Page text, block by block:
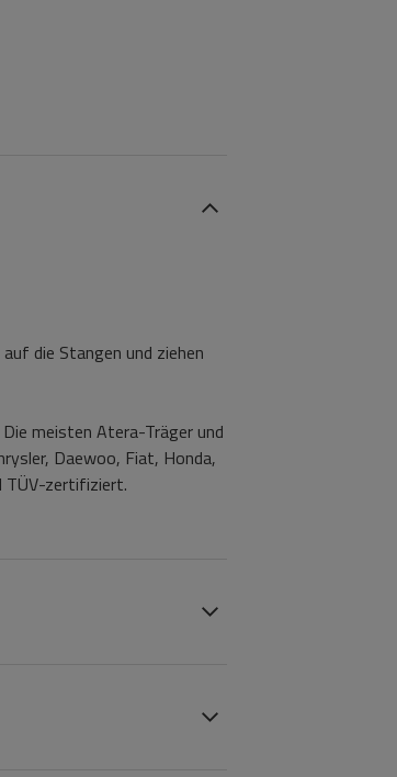
die Stangen und ziehen
meisten Atera-Träger und
Daewoo, Fiat, Honda,
TÜV-zertifiziert.